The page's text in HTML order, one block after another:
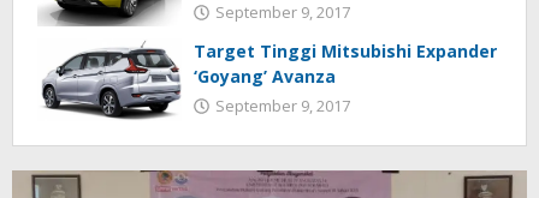
September 9, 2017
Target Tinggi Mitsubishi Expander
‘Goyang’ Avanza
September 9, 2017